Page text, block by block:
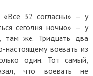
«Все 32 согласны» — у
сегодня ночью» — у
там же. Тридцать два
настоящему воевать из
один. Тот самый,
что воевать не